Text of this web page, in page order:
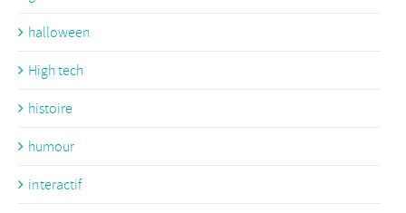
halloween
High tech
histoire
humour
interactif